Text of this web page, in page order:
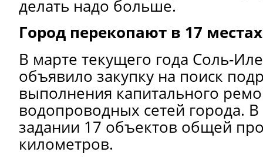
делать надо больше.
Город перекопают в 17 местах
В марте текущего года Соль-
объявило закупку на поиск
выполнения капитального
водопроводных сетей города.
задании 17 объектов общей
километров.